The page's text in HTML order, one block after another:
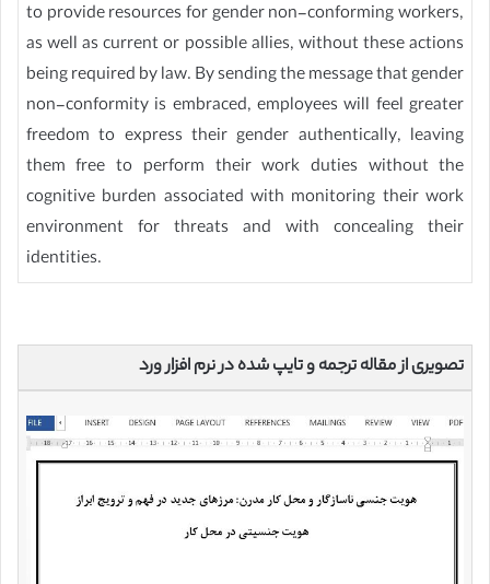
to provide resources for gender non-conforming workers,
as well as current or possible allies, without these actions
being required by law. By sending the message that gender
non-conformity is embraced, employees will feel greater
freedom to express their gender authentically, leaving
them free to perform their work duties without the
cognitive burden associated with monitoring their work
environment for threats and with concealing their
identities.
تصویری از مقاله ترجمه و تایپ شده در نرم افزار ورد